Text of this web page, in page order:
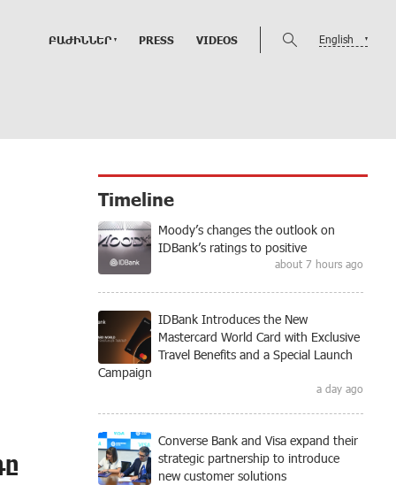
ԲԱԺԻՆՆԵՐ PRESS VIDEOS English
Timeline
Moody’s changes the outlook on
IDBank’s ratings to positive
about 7 hours ago
IDBank Introduces the New
Mastercard World Card with Exclusive
Travel Benefits and a Special Launch
Campaign
a day ago
Converse Bank and Visa expand their
strategic partnership to introduce
new customer solutions